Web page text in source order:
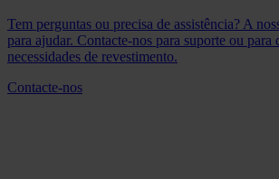
Tem perguntas ou precisa de assistência? A
para ajudar. Contacte-nos para suporte ou para
necessidades de revestimento.
Contacte-nos